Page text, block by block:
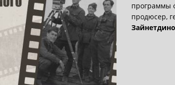
программы
продюсер,